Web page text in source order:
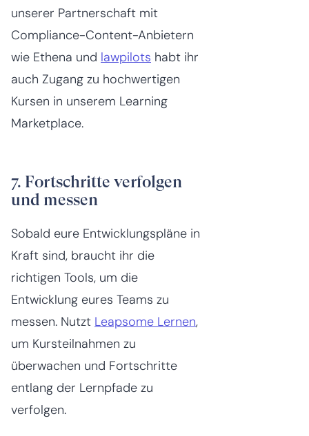
unserer Partnerschaft mit
Compliance-Content-Anbietern
wie Ethena und lawpilots habt ihr
auch Zugang zu hochwertigen
Kursen in unserem Learning
Marketplace.
7. Fortschritte verfolgen
und messen
Sobald eure Entwicklungspläne in
Kraft sind, braucht ihr die
richtigen Tools, um die
Entwicklung eures Teams zu
messen. Nutzt Leapsome Lernen,
um Kursteilnahmen zu
überwachen und Fortschritte
entlang der Lernpfade zu
verfolgen.